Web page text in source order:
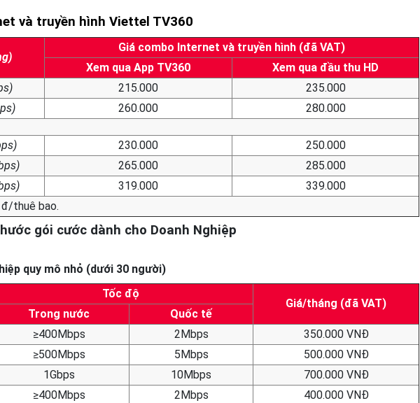
và truyền hình Viettel TV360
Giá combo Internet và truyền hình (đã VAT)
Xem qua App TV360
Xem qua đầu thu HD
215.000
235.000
260.000 280.000
230.000
250.000
265.000
285.000
319.000
339.000
thuê bao.
gói cước dành cho Doanh Nghiệp
quy mô nhỏ (dưới 30 người)
Tốc độ
Giá/tháng (đã VAT)
Trong nước
Quốc tế
≥400Mbps 2Mbps
350.000 VNĐ
≥500Mbps 5Mbps
500.000 VNĐ
1Gbps 10Mbps
700.000 VNĐ
≥400Mbps 2Mbps
400.000 VNĐ